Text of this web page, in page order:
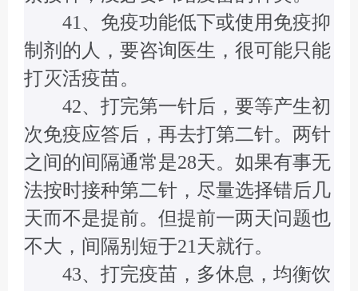
41、免疫功能低下或使用免疫抑
制剂的人，要咨询医生，很可能只能
打灭活疫苗。
42、打完第一针后，要等产生初
次免疫应答后，再去打第二针。两针
之间的间隔通常是28天。如果有事无
法按时接种第二针，尽量选择错后几
天而不是提前。但提前一两天问题也
不大，间隔别短于21天就行。
43、打完疫苗，多休息，均衡饮